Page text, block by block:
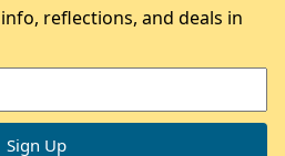
reflections, and deals in